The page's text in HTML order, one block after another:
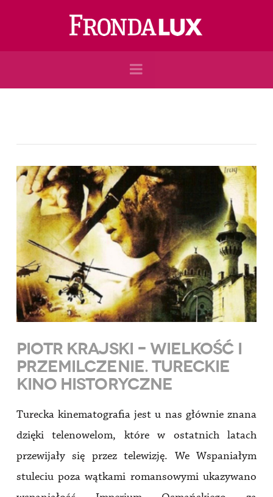
Navigation
PIOTR KRAJSKI – WIELKOŚĆ I
PRZEMILCZENIE. TURECKIE
KINO HISTORYCZNE
Turecka kinematografia jest u nas głównie znana
dzięki telenowelom, które w ostatnich latach
przewijały się przez telewizję. We Wspaniałym
stuleciu poza wątkami romansowymi ukazywano